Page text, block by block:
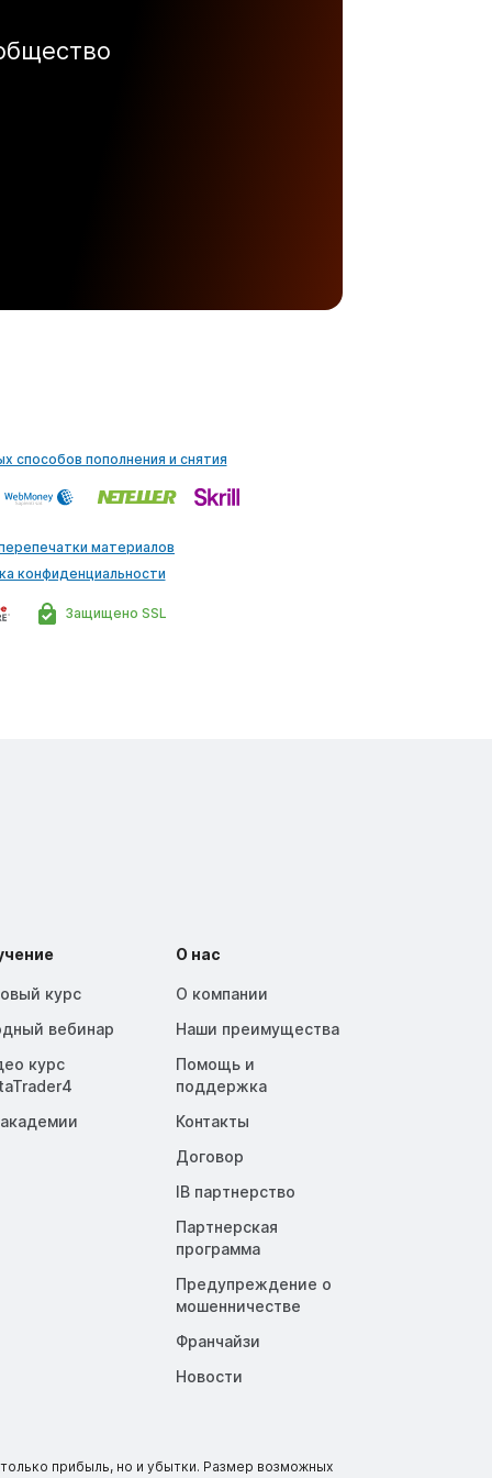
способов пополнения и снятия
Защищено SSL
материалов
конфиденциальности
курс
вебинар
курс
О нас
О компании
Наши преимущества
Помощь и
поддержка
Контакты
Договор
IB партнерство
Партнерская
программа
Предупреждение о
мошенничестве
Франчайзи
Новости
прибыль, но и убытки. Размер возможных